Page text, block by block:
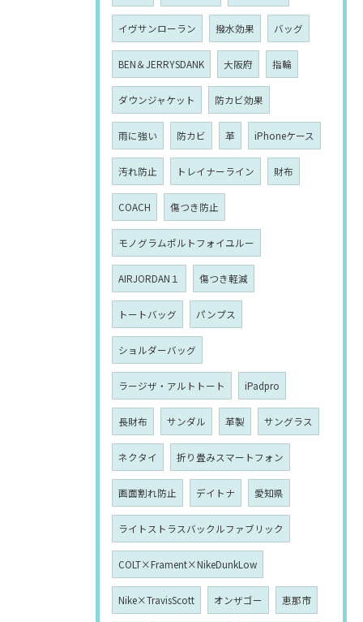
イヴサンローラン 撥水効果 バッグ
BEN＆JERRYSDANK 大阪府 指輪
ダウンジャケット 防カビ効果
雨に強い 防カビ 革 iPhoneケース
汚れ防止 トレイナーライン 財布
COACH 傷つき防止
モノグラムポルトフォイユルー
AIRJORDAN１ 傷つき軽減
トートバッグ パンプス
ショルダーバッグ
ラージザ・アルトトート iPadpro
長財布 サンダル 革製 サングラス
ネクタイ 折り畳みスマートフォン
画面割れ防止 デイトナ 愛知県
ライトストラスバックルファブリック
COLT×Frament×NikeDunkLow
Nike×TravisScott オンザゴー 恵那市